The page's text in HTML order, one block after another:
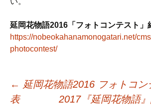
延岡花物語2016「フォトコンテスト」
https://nobeokahanamonogatari.net/
photocontest/
← 延岡花物語2016 フォトコ
表
2017『延岡花物語